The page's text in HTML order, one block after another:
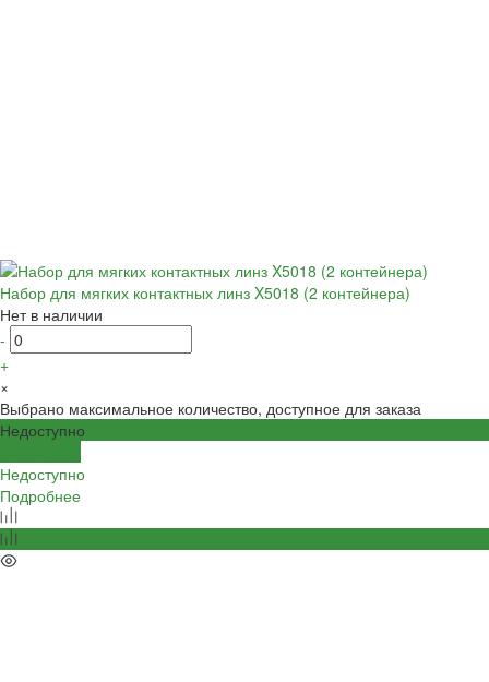
Набор для мягких контактных линз X5018 (2 контейнера)
Нет в наличии
-
+
×
Выбрано максимальное количество, доступное для заказа
Недоступно
Недоступно
Подробнее